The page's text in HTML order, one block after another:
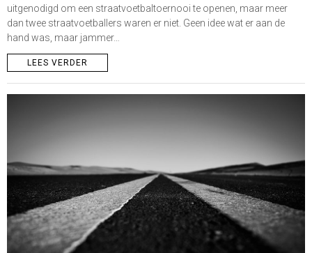
uitgenodigd om een straatvoetbaltoernooi te openen, maar meer
dan twee straatvoetballers waren er niet. Geen idee wat er aan de
hand was, maar jammer…
LEES VERDER